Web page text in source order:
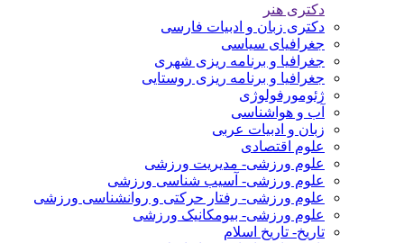
دکتری هنر
دکتری زبان و ادبیات فارسی
جغرافیای سیاسی
جغرافیا و برنامه ریزی شهری
جغرافیا و برنامه ریزی روستایی
ژئومورفولوژی
آب و هواشناسی
زبان و ادبیات عربی
علوم اقتصادی
علوم ورزشی- مدیریت ورزشی
علوم ورزشی- آسیب شناسی ورزشی
علوم ورزشی- رفتار حرکتی و روانشناسی ورزشی
علوم ورزشی- بیومکانیک ورزشی
تاریخ- تاریخ اسلام